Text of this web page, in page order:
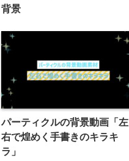
背景
パーティクルの背景動画「左
右で煌めく手書きのキラキ
ラ」